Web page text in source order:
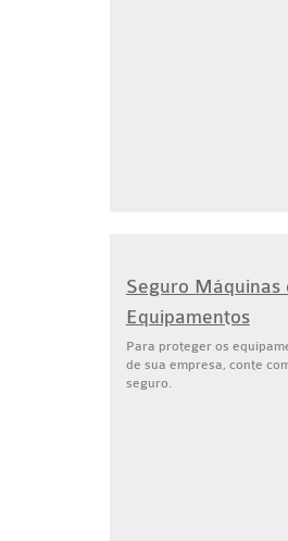
Seguro Máquinas
Equipamentos
Para proteger os
de sua empresa, conte
seguro.